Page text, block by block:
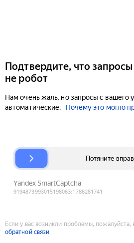
Подтвердите, что
не робот
Нам очень жаль, но запросы с вашего
автоматические.
Почему это могло
Если у вас возникли проблемы, пожалуйста,
обратной связи